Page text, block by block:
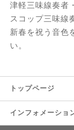
津軽三味線奏者
スコップ三味線
新春を祝う音色
い。
トップページ
インフォメーショ